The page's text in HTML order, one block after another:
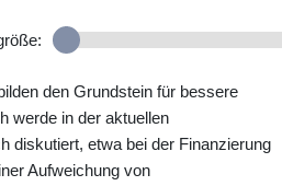
den Grundstein für bessere
werde in der aktuellen
diskutiert, etwa bei der Finanzierung
Aufweichung von